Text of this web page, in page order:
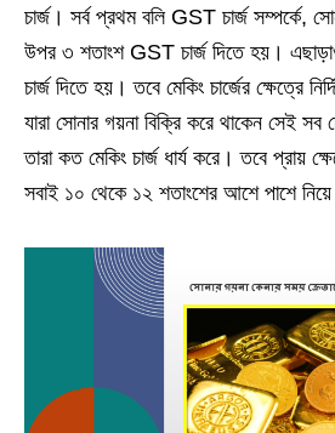
চার্জ। সর্ব প্রথম বলি GST চার্জ সম্পর্কে,
উপর ৩ শতাংশ GST চার্জ দিতে হয়।
চার্জ দিতে হয়। তবে মেকিং চার্জের ক্ষেত্রে
যারা সোনার গয়না বিক্রি করে থাকেন সেই সব
তারা কত মেকিং চার্জ ধার্য করে। তবে প্রায়
সবাই ১০ থেকে ১২ শতাংশের আশে পাশে নিয়ে